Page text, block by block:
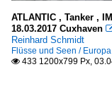
ATLANTIC , Tanker ,
18.03.2017 Cuxhaven
Reinhard Schmidt
Flüsse und Seen /
 433 1200x799 Px,